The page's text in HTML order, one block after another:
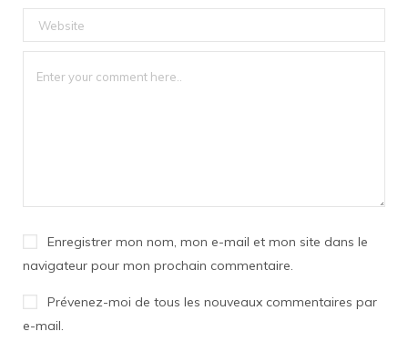
Enregistrer mon nom, mon e-mail et mon site dans le
navigateur pour mon prochain commentaire.
Prévenez-moi de tous les nouveaux commentaires par
e-mail.